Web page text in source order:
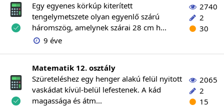
Egy egyenes körkúp kiterített
tengelymetszete olyan egyenlő szárú
háromszög, amelynek szárai 28 cm h...
9 éve
2740
2
30
Matematik 12. osztály
Szüreteléshez egy henger alakú felül nyitott
vaskádat kívül-belül lefestenek. A kád
magassága és átm...
2065
2
15